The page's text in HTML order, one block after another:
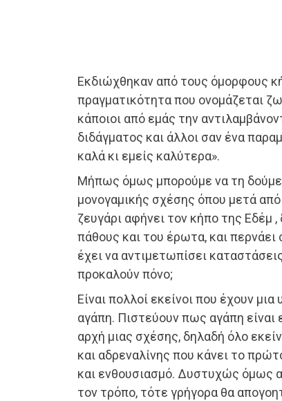
Εκδιώχθηκαν από τους όμορφους
πραγματικότητα που ονομάζεται
κάποιοι από εμάς την
διδάγματος και άλλοι σαν ένα
καλά κι εμείς καλύτερα».
Μήπως όμως μπορούμε να τη δούμε
μονογαμικής σχέσης όπου μετά
ζευγάρι αφήνει τον κήπο της Εδέμ
πάθους και του έρωτα, και
έχει να αντιμετωπίσει
προκαλούν πόνο;
Είναι πολλοί εκείνοι που έχουν
αγάπη. Πιστεύουν πως αγάπη είναι
αρχή μιας σχέσης, δηλαδή όλο
και αδρεναλίνης που κάνει το
και ενθουσιασμό. Δυστυχώς όμως
τον τρόπο, τότε γρήγορα θα